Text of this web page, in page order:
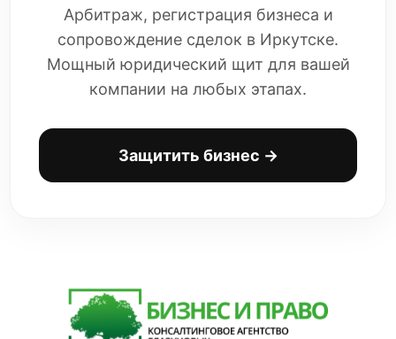
Арбитраж, регистрация бизнеса и
сопровождение сделок в Иркутске.
Мощный юридический щит для вашей
компании на любых этапах.
Защитить бизнес →